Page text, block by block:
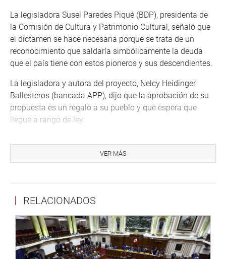
La legisladora Susel Paredes Piqué (BDP), presidenta de
la Comisión de Cultura y Patrimonio Cultural, señaló que
el dictamen se hace necesaria porque se trata de un
reconocimiento que saldaría simbólicamente la deuda
que el país tiene con estos pioneros y sus descendientes.
La legisladora y autora del proyecto, Nelcy Heidinger
Ballesteros (bancada APP), dijo que la aprobación de su
propuesta es un regalo a su pueblo y que espera que
llegue a rango de ley.
los centros poblados han salido adelante en la selva
central con su artesanía y ganadería con sus propios
La iniciativa fue exonerada de segunda votación con 102
votos a favor, cero en contra y una abstención.
OFICINA DE COMUNICACIONES E IMAGEN
INSTITUCIONAL
VER MÁS
RELACIONADOS